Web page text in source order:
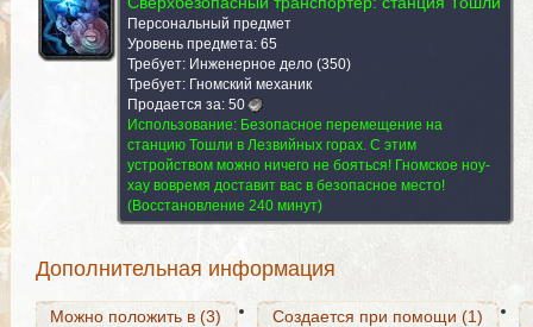
Персональный предмет
Уровень предмета: 65
Требует: Инженерное дело (350)
Требует: Гномский механик
Продается за: 50
Использование: Безопасное перемещение на
станцию Тошли в Лезвийных горах. С этим
устройством можно ничего не бояться! Гномское ноу-
хау вовремя доставит вас в безопасное место!
(Восстановление 240 минут)
Дополнительная информация
Можно положить в (3) Создается при помощи (1)
Можно положить в (3) Создается при помощи (1)
Можно положить в (3) Создается при помощи (1)